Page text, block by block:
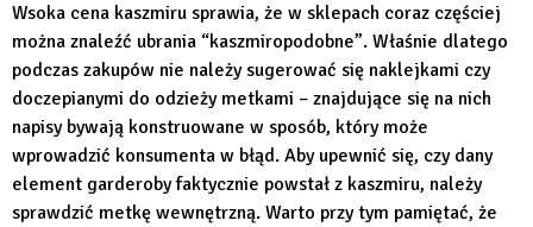
Wsoka cena kaszmiru sprawia, że w sklepach coraz częściej
można znaleźć ubrania “kaszmiropodobne”. Właśnie dlatego
podczas zakupów nie należy sugerować się naklejkami czy
doczepianymi do odzieży metkami – znajdujące się na nich
napisy bywają konstruowane w sposób, który może
wprowadzić konsumenta w błąd. Aby upewnić się, czy dany
element garderoby faktycznie powstał z kaszmiru, należy
sprawdzić metkę wewnętrzną. Warto przy tym pamiętać, że